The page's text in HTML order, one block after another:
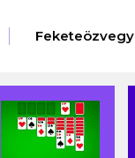
Feketeözvegy